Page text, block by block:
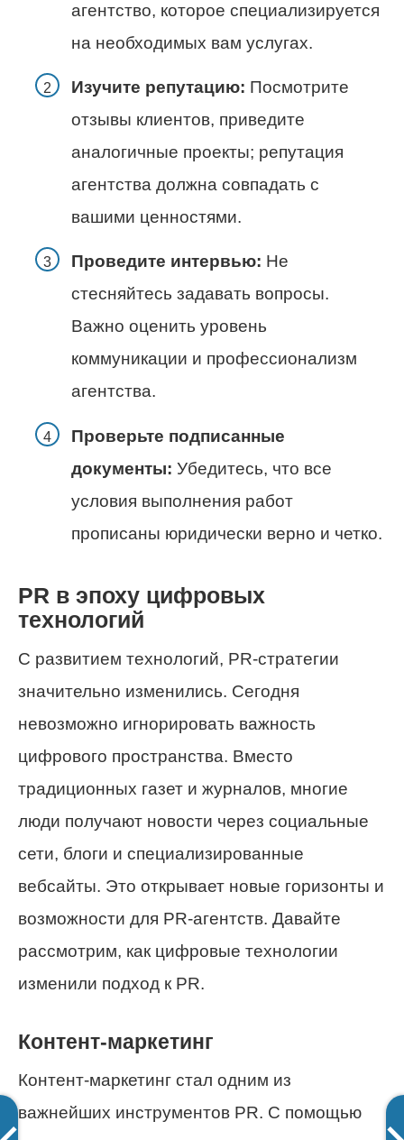
агентство, которое специализируется
на необходимых вам услугах.
Изучите репутацию: Посмотрите
отзывы клиентов, приведите
аналогичные проекты; репутация
агентства должна совпадать с
вашими ценностями.
Проведите интервью: Не
стесняйтесь задавать вопросы.
Важно оценить уровень
коммуникации и профессионализм
агентства.
Проверьте подписанные
документы: Убедитесь, что все
условия выполнения работ
прописаны юридически верно и четко.
PR в эпоху цифровых
технологий
С развитием технологий, PR-стратегии
значительно изменились. Сегодня
невозможно игнорировать важность
цифрового пространства. Вместо
традиционных газет и журналов, многие
люди получают новости через социальные
сети, блоги и специализированные
вебсайты. Это открывает новые горизонты и
возможности для PR-агентств. Давайте
рассмотрим, как цифровые технологии
изменили подход к PR.
Контент-маркетинг
Контент-маркетинг стал одним из
важнейших инструментов PR. С помощью